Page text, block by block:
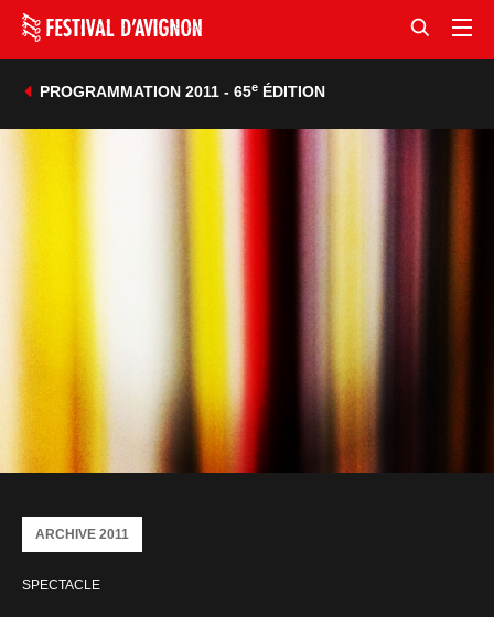
PROGRAMMATION 2011 - 65eÉDITION
SPECTACLE
ARCHIVE 2011